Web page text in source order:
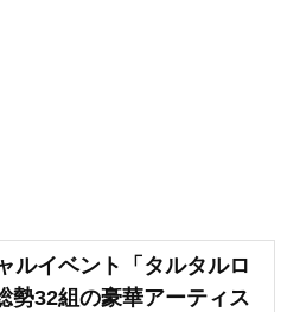
ルイベント「タルタルロ
勢32組の豪華アーティス